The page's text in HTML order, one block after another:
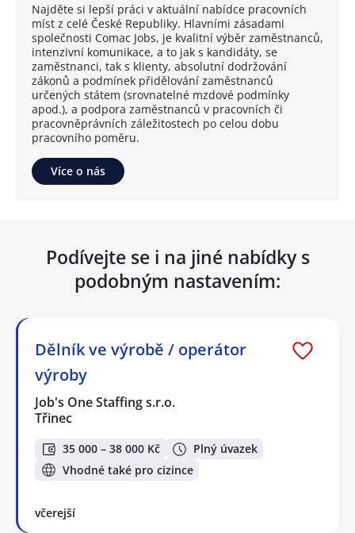
Najděte si lepší práci v aktuální nabídce pracovních
míst z celé České Republiky. Hlavními zásadami
společnosti Comac Jobs, je kvalitní výběr zaměstnanců,
intenzivní komunikace, a to jak s kandidáty, se
zaměstnanci, tak s klienty, absolutní dodržování
zákonů a podmínek přidělování zaměstnanců
určených státem (srovnatelné mzdové podmínky
apod.), a podpora zaměstnanců v pracovních či
pracovněprávních záležitostech po celou dobu
pracovního poměru.
Více o nás
Podívejte se i na jiné nabídky s
podobným nastavením:
Dělník ve výrobě / operátor
výroby
Job's One Staffing s.r.o.
Třinec
35 000 – 38 000 Kč
Plný úvazek
Vhodné také pro cizince
včerejší